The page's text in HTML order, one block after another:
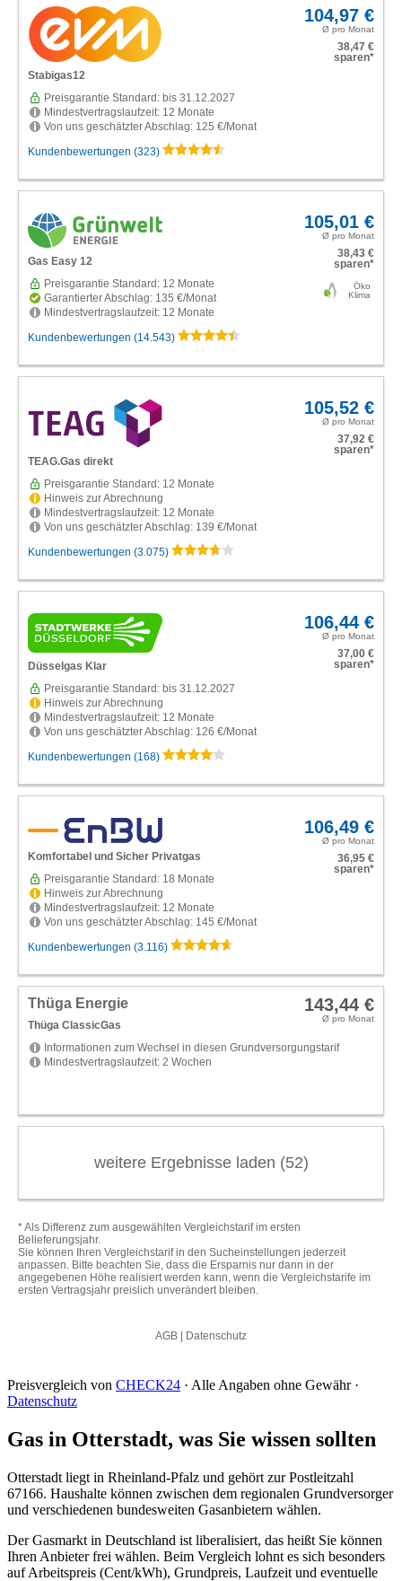
Preisvergleich von CHECK24 · Alle Angaben ohne Gewähr ·
Datenschutz
Gas in Otterstadt, was Sie wissen sollten
Otterstadt liegt in Rheinland-Pfalz und gehört zur Postleitzahl
67166. Haushalte können zwischen dem regionalen Grundversorger
und verschiedenen bundesweiten Gasanbietern wählen.
Der Gasmarkt in Deutschland ist liberalisiert, das heißt Sie können
Ihren Anbieter frei wählen. Beim Vergleich lohnt es sich besonders
auf Arbeitspreis (Cent/kWh), Grundpreis, Laufzeit und eventuelle